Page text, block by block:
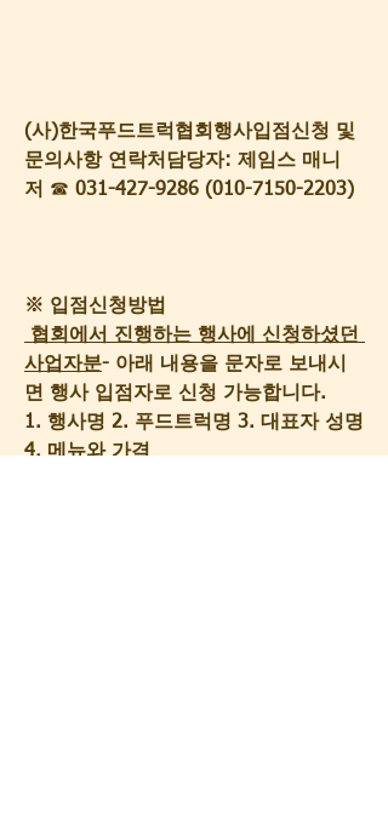
(사)한국푸드트럭협회행사입점신청 및
문의사항 연락처담당자: 제임스 매니
저 ☎ 031-427-9286 (010-7150-2203)
※ 입점신청방법
협회에서 진행하는 행사에 신청하셨던
사업자분- 아래 내용을 문자로 보내시
면 행사 입점자로 신청 가능합니다.
1. 행사명 2. 푸드트럭명 3. 대표자 성명
4. 메뉴와 가격